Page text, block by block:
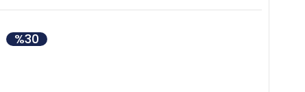
%30